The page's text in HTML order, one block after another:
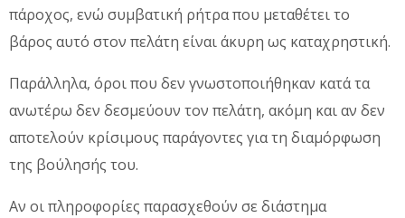
πάροχος, ενώ συμβατική ρήτρα που μεταθέτει το
βάρος αυτό στον πελάτη είναι άκυρη ως καταχρηστική.
Παράλληλα, όροι που δεν γνωστοποιήθηκαν κατά τα
ανωτέρω δεν δεσμεύουν τον πελάτη, ακόμη και αν δεν
αποτελούν κρίσιμους παράγοντες για τη διαμόρφωση
της βούλησής του.
Αν οι πληροφορίες παρασχεθούν σε διάστημα